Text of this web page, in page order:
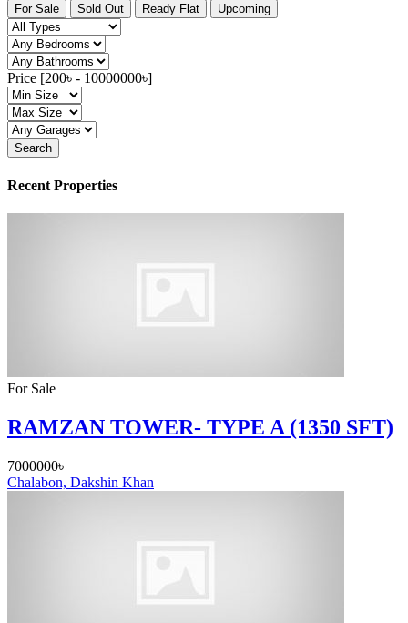
For Sale Sold Out Ready Flat Upcoming
Price [200৳ - 10000000৳]
Search
Recent Properties
For Sale
RAMZAN TOWER- TYPE A (1350 SFT)
7000000৳
Chalabon, Dakshin Khan